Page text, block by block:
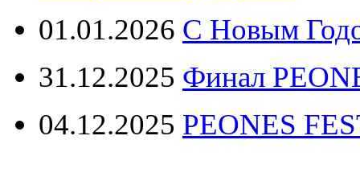
01.01.2026 С Новым
31.12.2025 Финал
04.12.2025 PEONES